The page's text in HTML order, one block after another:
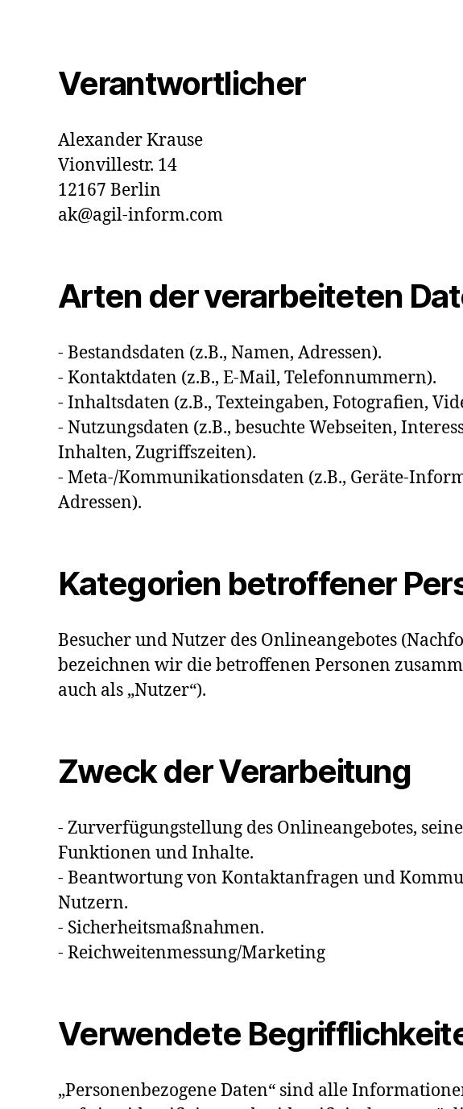
Verantwortlicher
Alexander Krause
Vionvillestr. 14
12167 Berlin
ak@agil-inform.com
Arten der verarbeiteten
- Bestandsdaten (z.B., Namen, Adressen).
- Kontaktdaten (z.B., E-Mail, Telefonnummern).
- Inhaltsdaten (z.B., Texteingaben, Fotografien,
- Nutzungsdaten (z.B., besuchte Webseiten,
Inhalten, Zugriffszeiten).
- Meta-/Kommunikationsdaten (z.B., Geräte-
Adressen).
Kategorien betroffener
Besucher und Nutzer des Onlineangebotes
bezeichnen wir die betroffenen Personen
auch als „Nutzer“).
Zweck der Verarbeitung
- Zurverfügungstellung des Onlineangebotes,
Funktionen und Inhalte.
- Beantwortung von Kontaktanfragen und
Nutzern.
- Sicherheitsmaßnahmen.
- Reichweitenmessung/Marketing
Verwendete
„Personenbezogene Daten“ sind alle